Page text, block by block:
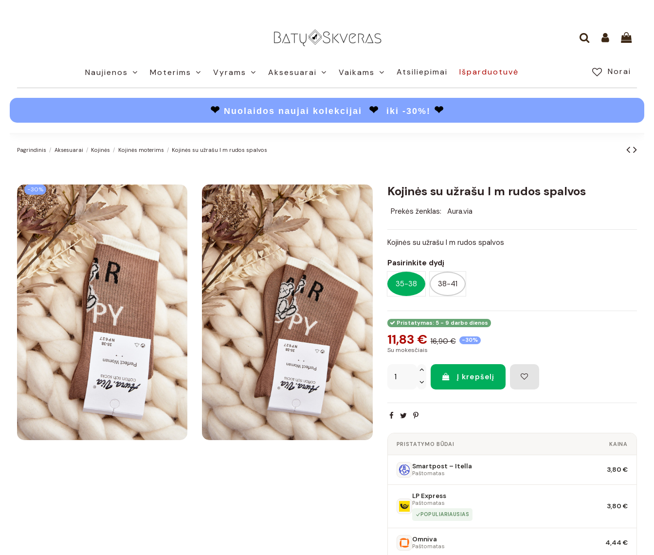
Naujienos Moterims Vyrams Aksesuarai Vaikams Atsiliepimai Norai
Išparduotuvė
❤ Nuolaidos naujai kolekcijai ❤ iki -30%! ❤
Pagrindinis Aksesuarai Kojinės Kojinės moterims Kojinės su užrašu I m rudos spalvos
−30% Kojinės su užrašu I m rudos spalvos
Prekės ženklas: Aura.via
Kojinės su užrašu I m rudos spalvos
Pasirinkite dydį
35-38 38-41
Pristatymas: 5 - 9 darbo dienos
11,83 € 16,90 € -30%
Su mokesčiais
Į krepšelį
PRISTATYMO BŪDAI KAINA
Smartpost – Itella
Paštomatas 3,80 €
LP Express
Paštomatas
POPULIARIAUSIAS
3,80 €
Omniva
Paštomatas 4,44 €